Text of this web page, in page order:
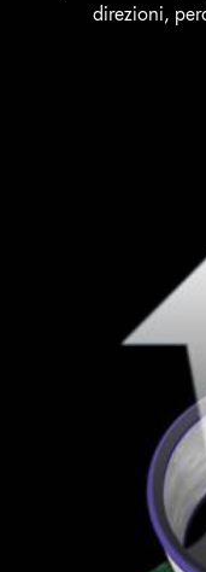
direzioni,